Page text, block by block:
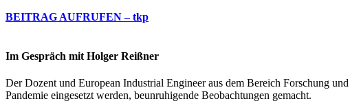
BEITRAG AUFRUFEN – tkp
Im Gespräch mit Holger Reißner
Der Dozent und European Industrial Engineer aus dem Bereich Forschung
Pandemie eingesetzt werden, beunruhigende Beobachtungen gemacht.